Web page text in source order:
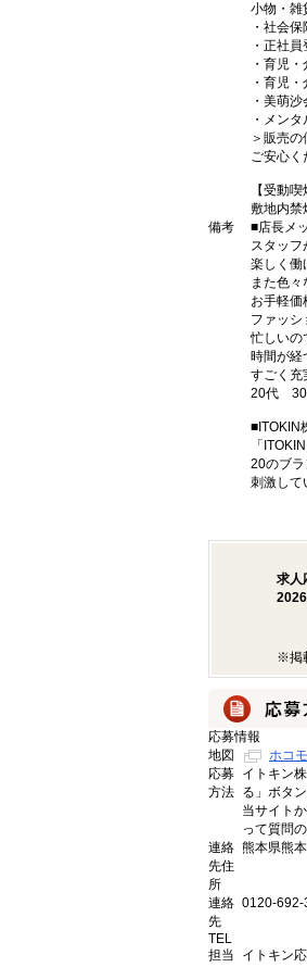
小物・雑
・社会
・正社
・育児
・育児
・美萌沙
・メン
＞販売
ご安心く
【受動
敷地内禁
備考
■店長メ
スタッフ
楽しく働
また色
お手軽価
ファッシ
忙しいの
時間が経
すごく充
20代 30
■ITOKIN
「
20のブ
刺激して
求人
※掲
応募情報
地図
ホコ
応募
方法
イトキン
る」ボタ
当サイト
って質問
連絡
先住
所
熊本県熊
連絡
先
TEL
0120-692-
担当 イトキン